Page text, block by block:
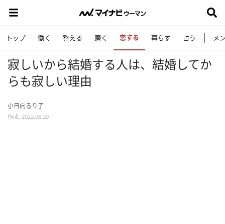
トップ 働く 整える 磨く 恋する 暮らす 占う メ
寂しいから結婚する人は、結婚してか
らも寂しい理由
小日向るり子
作成: 2022.08.29